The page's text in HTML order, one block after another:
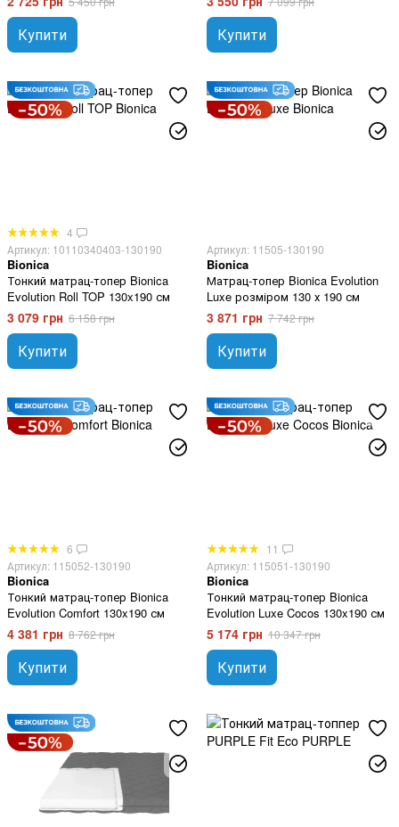
Купити Купити
4
Артикул: 10110340403-130190
Bionica
Тонкий матрац-топер Bionica
Evolution Roll TOP 130x190 см
3 079 грн 6 158 грн
Купити
Артикул: 11505-130190
Bionica
Матрац-топер Bionica Evolution
Luxe розміром 130 х 190 см
3 871 грн 7 742 грн
Купити
6
Артикул: 115052-130190
Bionica
Тонкий матрац-топер Bionica
Evolution Comfort 130x190 см
4 381 грн 8 762 грн
Купити
11
Артикул: 115051-130190
Bionica
Тонкий матрац-топер Bionica
Evolution Luxe Cocos 130x190 см
5 174 грн 10 347 грн
Купити